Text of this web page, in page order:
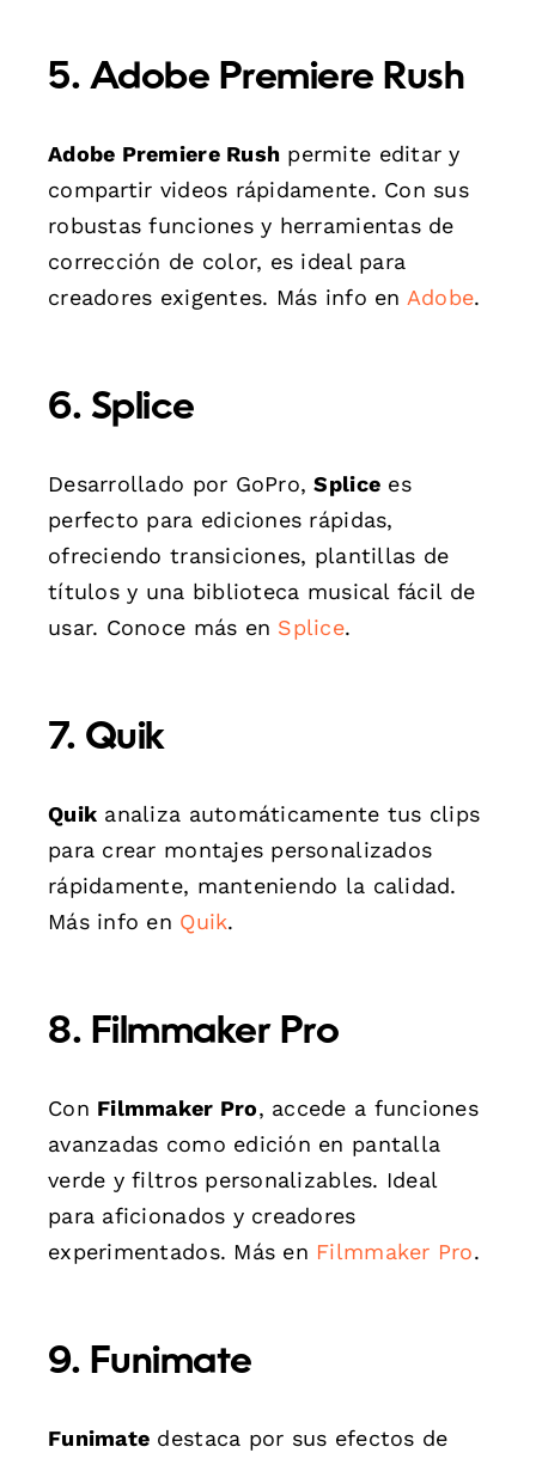
5. Adobe Premiere Rush
Adobe Premiere Rush permite editar y
compartir videos rápidamente. Con sus
robustas funciones y herramientas de
corrección de color, es ideal para
creadores exigentes. Más info en Adobe.
6. Splice
Desarrollado por GoPro,Splice es
perfecto para ediciones rápidas,
ofreciendo transiciones, plantillas de
títulos y una biblioteca musical fácil de
usar. Conoce más en Splice.
7. Quik
Quik analiza automáticamente tus clips
para crear montajes personalizados
rápidamente, manteniendo la calidad.
Más info en Quik.
8. Filmmaker Pro
Con Filmmaker Pro, accede a funciones
avanzadas como edición en pantalla
verde y filtros personalizables. Ideal
para aficionados y creadores
experimentados. Más en Filmmaker Pro.
9. Funimate
Funimate destaca por sus efectos de